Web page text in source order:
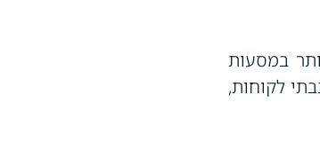
במסעות
לקוחות,